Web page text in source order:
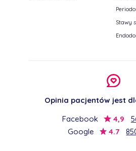
Stawy
Opinia pacjentów jest
Facebook
4,9
Google
4.7